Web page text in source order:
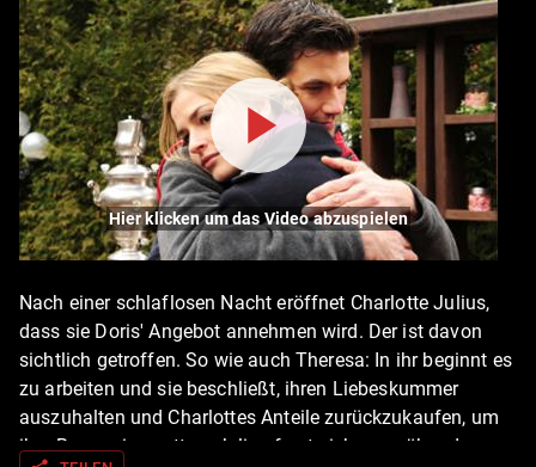
Hier klicken um das Video abzuspielen
Nach einer schlaflosen Nacht eröffnet Charlotte Julius,
dass sie Doris' Angebot annehmen wird. Der ist davon
sichtlich getroffen. So wie auch Theresa: In ihr beginnt es
zu arbeiten und sie beschließt, ihren Liebeskummer
auszuhalten und Charlottes Anteile zurückzukaufen, um
ihre Brauerei zu retten. Julius freut sich zwar über den